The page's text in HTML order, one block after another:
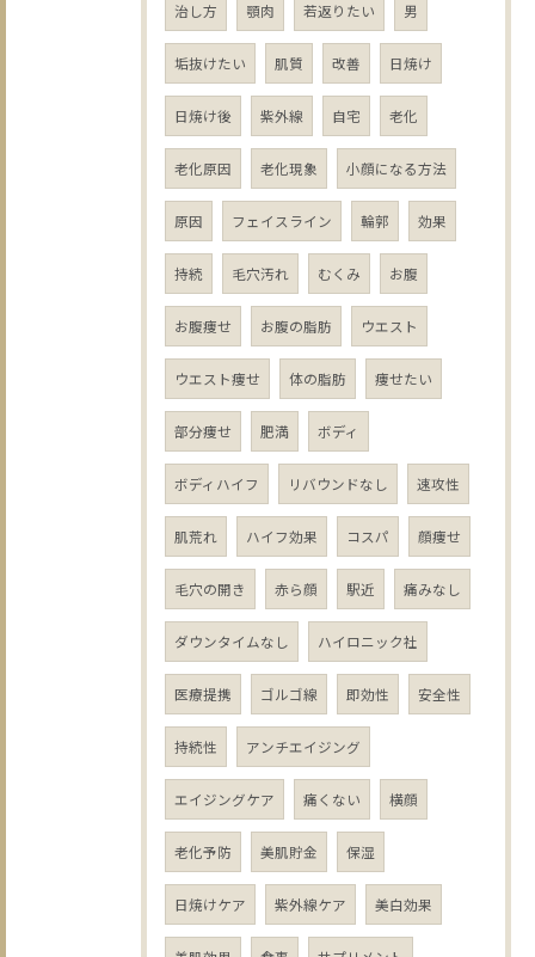
治し方 顎肉 若返りたい 男
垢抜けたい 肌質 改善 日焼け
日焼け後 紫外線 自宅 老化
老化原因 老化現象 小顔になる方法
原因 フェイスライン 輪郭 効果
持続 毛穴汚れ むくみ お腹
お腹痩せ お腹の脂肪 ウエスト
ウエスト痩せ 体の脂肪 痩せたい
部分痩せ 肥満 ボディ
ボディハイフ リバウンドなし 速攻性
肌荒れ ハイフ効果 コスパ 顔痩せ
毛穴の開き 赤ら顔 駅近 痛みなし
ダウンタイムなし ハイロニック社
医療提携 ゴルゴ線 即効性 安全性
持続性 アンチエイジング
エイジングケア 痛くない 横顔
老化予防 美肌貯金 保湿
日焼けケア 紫外線ケア 美白効果